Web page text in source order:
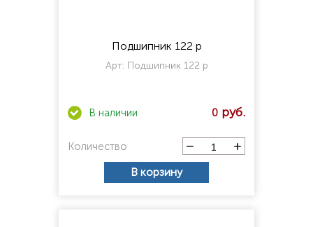
Подшипник 122 р
Арт: Подшипник 122 р
0
Количество
В корзину